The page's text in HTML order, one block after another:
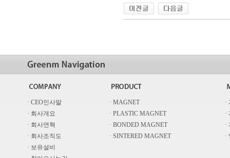
· CEO인사말 · MAGNET
·
· 회사개요
· PLASTIC MAGNET
·
· 회사연혁
· BONDED MAGNET
·
· 회사조직도
· SINTERED MAGNET
·
· 보유설비